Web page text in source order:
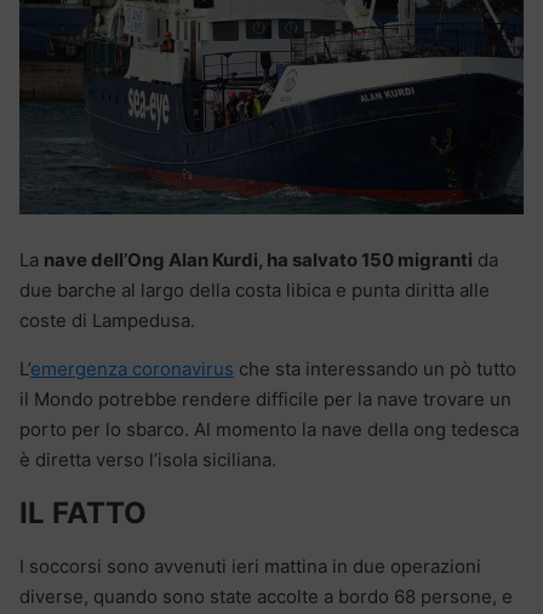
La nave dell’Ong Alan Kurdi, ha salvato 150 migranti da
due barche al largo della costa libica e punta diritta alle
coste di Lampedusa.
L’emergenza coronavirus che sta interessando un pò tutto
il Mondo potrebbe rendere difficile per la nave trovare un
porto per lo sbarco. Al momento la nave della ong tedesca
è diretta verso l’isola siciliana.
IL FATTO
I soccorsi sono avvenuti ieri mattina in due operazioni
diverse, quando sono state accolte a bordo 68 persone, e